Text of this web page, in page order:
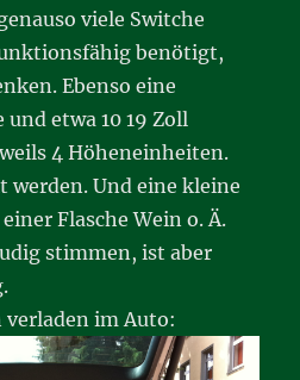
viele Switche
benötigt,
Ebenso eine
etwa 10 19 Zoll
4 Höheneinheiten.
werden. Und eine kleine
Flasche Wein o. Ä.
stimmen, ist aber
im Auto: